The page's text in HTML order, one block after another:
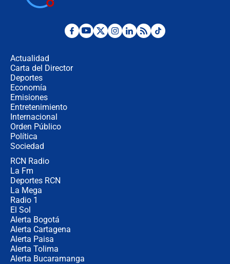
Desde dermatitis hasta infecciones:
Actualidad
Carta del Director
Deportes
Economía
Emisiones
Entretenimiento
Internacional
Orden Público
Política
Sociedad
RCN Radio
La Fm
Deportes RCN
La Mega
Radio 1
El Sol
Alerta Bogotá
Alerta Cartagena
Alerta Paisa
Alerta Tolima
Alerta Bucaramanga